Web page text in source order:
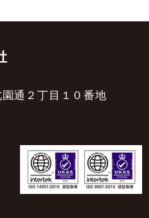
通２丁目１０番地